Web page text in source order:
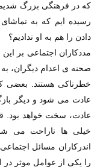
که در فرهنگى بزرگ
رسيده ايم كه به
دادن را هم به او نداديم؟
مددكاران اجتماعى بر
صحنه ى اعدام دیگران،
خطرناکی هستند. بعضی
عادت می شود و دیگر
عادت، سخت خواهد بود.
خیلی ها ناراحت می
اندركاران مسائل
را يكى از عوامل موثر در